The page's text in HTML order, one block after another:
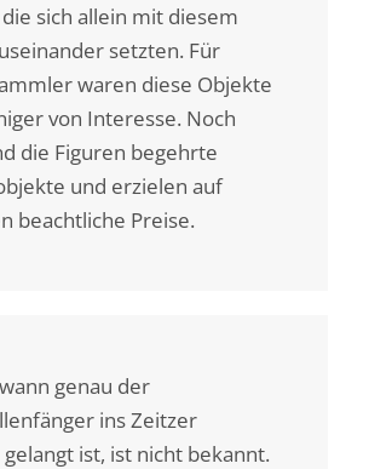
sich allein mit diesem
setzten. Für
waren diese Objekte
von Interesse. Noch
die Figuren begehrte
und erzielen auf
beachtliche Preise.
genau der
ins Zeitzer
ist, ist nicht bekannt.